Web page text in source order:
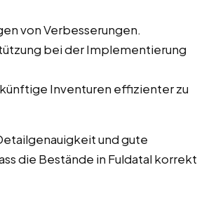
von Verbesserungen.
bei der Implementierung
Inventuren effizienter zu
und gute
die Bestände in Fuldatal korrekt